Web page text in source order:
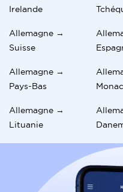
Irelande
Allemagne →
Suisse
Allemagne →
Pays-Bas
Allemagne →
Lituanie